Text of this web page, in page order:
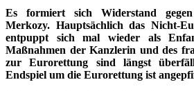
Es formiert sich Widerstand
Merkozy. Hauptsächlich das Nicht-
entpuppt sich mal wieder als
Maßnahmen der Kanzlerin und des
zur Eurorettung sind längst
Endspiel um die Eurorettung ist